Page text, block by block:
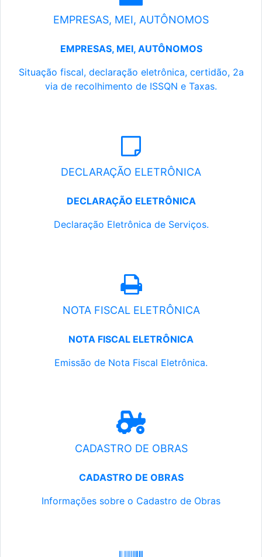
EMPRESAS, MEI, AUTÔNOMOS
EMPRESAS, MEI, AUTÔNOMOS
Situação fiscal, declaração eletrônica, certidão, 2a
via de recolhimento de ISSQN e Taxas.
DECLARAÇÃO ELETRÔNICA
DECLARAÇÃO ELETRÔNICA
Declaração Eletrônica de Serviços.
NOTA FISCAL ELETRÔNICA
NOTA FISCAL ELETRÔNICA
Emissão de Nota Fiscal Eletrônica.
CADASTRO DE OBRAS
CADASTRO DE OBRAS
Informações sobre o Cadastro de Obras